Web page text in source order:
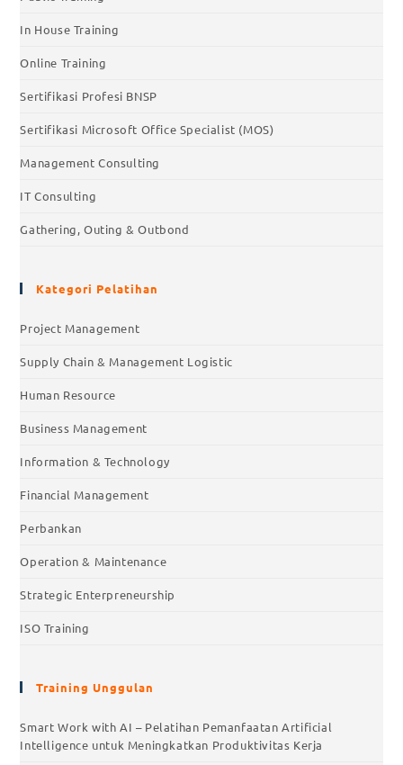
In House Training
Online Training
Sertifikasi Profesi BNSP
Sertifikasi Microsoft Office Specialist (MOS)
Management Consulting
IT Consulting
Gathering, Outing & Outbond
Kategori Pelatihan
Project Management
Supply Chain & Management Logistic
Human Resource
Business Management
Information & Technology
Financial Management
Perbankan
Operation & Maintenance
Strategic Enterpreneurship
ISO Training
Training Unggulan
Smart Work with AI – Pelatihan Pemanfaatan Artificial
Intelligence untuk Meningkatkan Produktivitas Kerja